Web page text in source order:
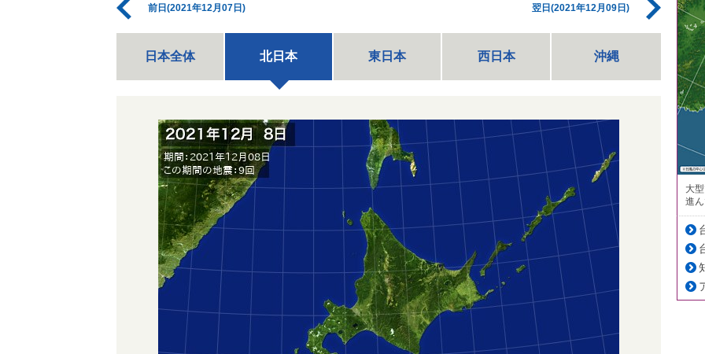
前日(2021年12月07日) 翌日(2021年12月09日)
日本全体 北日本 東日本 西日本 沖縄
大
進